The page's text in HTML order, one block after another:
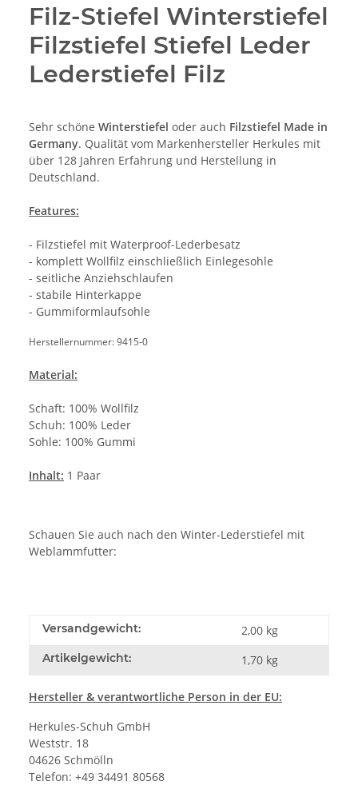
Filz-Stiefel Winterstiefel
Filzstiefel Stiefel Leder
Lederstiefel Filz
Sehr schöne Winterstiefel oder auch Filzstiefel Made in
Germany. Qualität vom Markenhersteller Herkules mit
über 128 Jahren Erfahrung und Herstellung in
Deutschland.
Features:
- Filzstiefel mit Waterproof-Lederbesatz
- komplett Wollfilz einschließlich Einlegesohle
- seitliche Anziehschlaufen
- stabile Hinterkappe
- Gummiformlaufsohle
Herstellernummer: 9415-0
Material:
Schaft: 100% Wollfilz
Schuh: 100% Leder
Sohle: 100% Gummi
Inhalt: 1 Paar
Schauen Sie auch nach den Winter-Lederstiefel mit
Weblammfutter:
Versandgewicht: 2,00 kg
Artikelgewicht: 1,70 kg
Hersteller & verantwortliche Person in der EU:
Herkules-Schuh GmbH
Weststr. 18
04626 Schmölln
Telefon: +49 34491 80568